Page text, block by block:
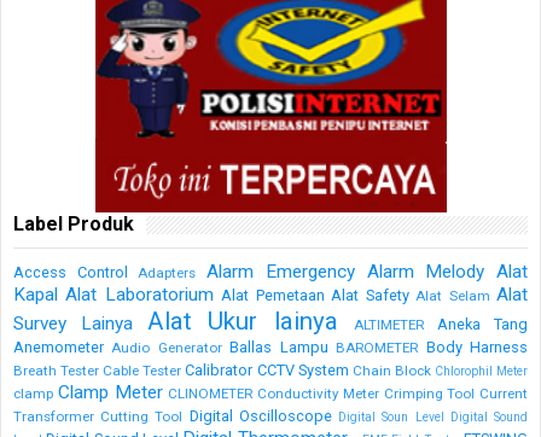
Label Produk
Access Control Adapters Alarm Emergency Alarm Melody Alat
Kapal Alat Laboratorium Alat Pemetaan Alat Safety Alat Selam Alat
Survey Lainya
Alat Ukur lainya ALTIMETER
Aneka Tang
Anemometer Audio Generator Ballas Lampu BAROMETER Body Harness
Breath Tester Cable Tester Calibrator CCTV System Chain Block Chlorophil Meter
clamp Clamp Meter CLINOMETER Conductivity Meter Crimping Tool Current
Transformer Cutting Tool Digital Oscilloscope Digital Soun Level Digital Sound